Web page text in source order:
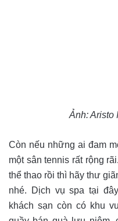
Ảnh: Aristo
Còn nếu những ai đam
một sân tennis rất rộng
thể thao rồi thì hãy thư
nhé. Dịch vụ spa tại
khách sạn còn có khu